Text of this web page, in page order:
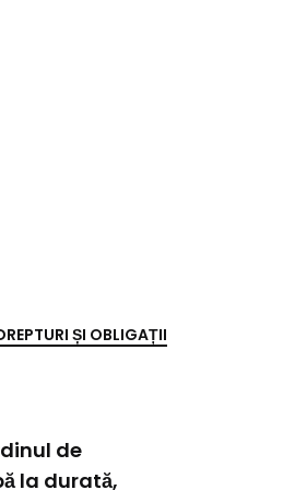
ȘI OBLIGAȚII
de
la durată,